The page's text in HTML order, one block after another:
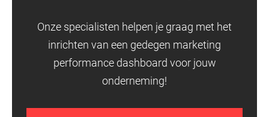
Onze specialisten helpen je graag met het
inrichten van een gedegen marketing
performance dashboard voor jouw
onderneming!